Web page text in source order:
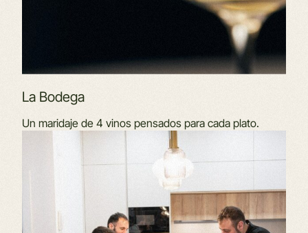
La Bodega
Un maridaje de 4 vinos pensados para cada plato.